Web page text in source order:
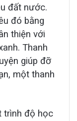
đất nước.
đó bằng
thiện với
Thanh
giúp đỡ
một thanh
trình độ học